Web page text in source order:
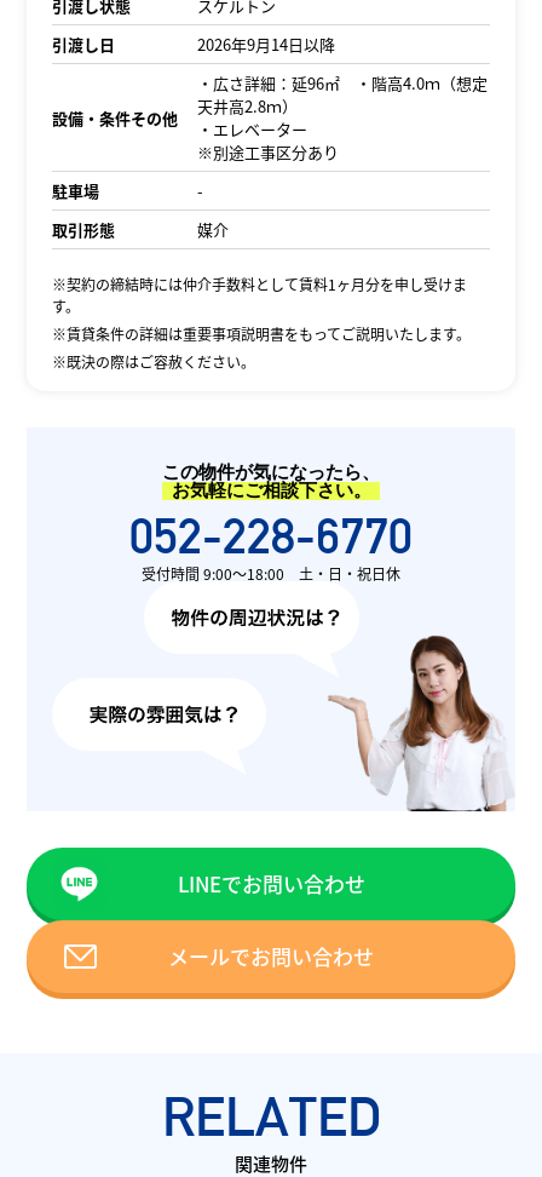
引渡し状態
スケルトン
引渡し日
2026年9月14日以降
設備・条件その他
・広さ詳細：延96㎡ ・階高4.0ｍ（想定
天井高2.8ｍ）
・エレベーター
※別途工事区分あり
駐車場
-
取引形態
媒介
※契約の締結時には仲介手数料として賃料1ヶ月分を申し受けま
す。
※賃貸条件の詳細は重要事項説明書をもってご説明いたします。
※既決の際はご容赦ください。
この物件が気になったら、
お気軽にご相談下さい。
052-228-6770
受付時間 9:00〜18:00 土・日・祝日休
LINEでお問い合わせ
メールでお問い合わせ
RELATED
関連物件